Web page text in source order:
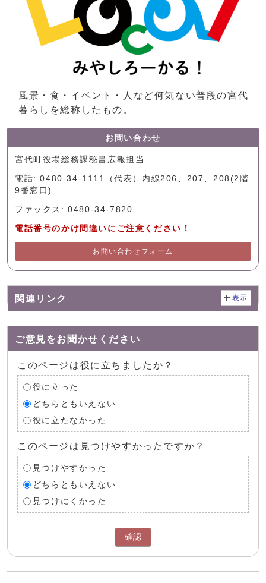
風景・食・イベント・人など何気ない普段の宮代
暮らしを総称したもの。
お問い合わせ
宮代町役場総務課秘書広報担当
電話: 0480-34-1111（代表）内線206、207、208(2階
9番窓口)
ファックス: 0480-34-7820
電話番号のかけ間違いにご注意ください！
お問い合わせフォーム
関連リンク 表示
ご意見をお聞かせください
このページは役に立ちましたか？
役に立った
どちらともいえない
役に立たなかった
このページは見つけやすかったですか？
見つけやすかった
どちらともいえない
見つけにくかった
確認